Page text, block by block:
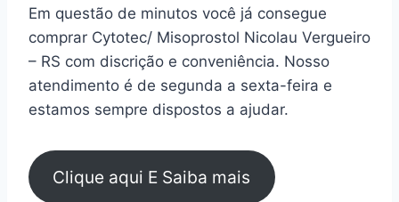
Em questão de minutos você já consegue
comprar Cytotec/ Misoprostol Nicolau Vergueiro
– RS com discrição e conveniência. Nosso
atendimento é de segunda a sexta-feira e
estamos sempre dispostos a ajudar.
Clique aqui E Saiba mais